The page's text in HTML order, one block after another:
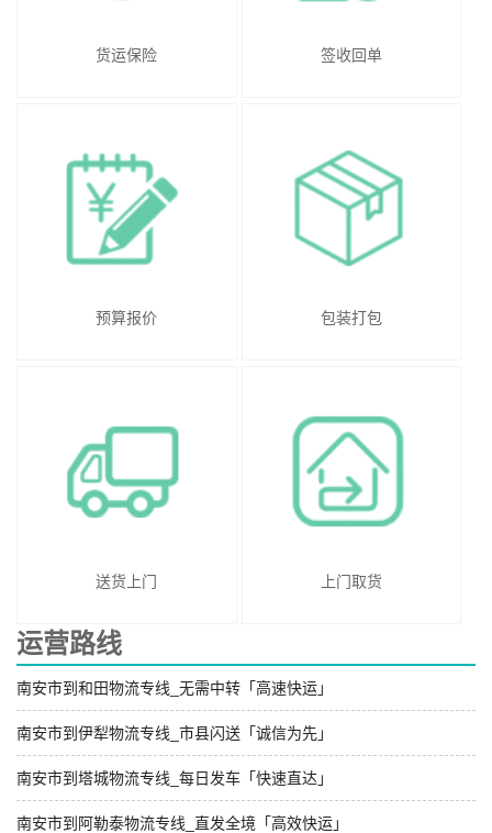
货运保险 签收回单
预算报价 包装打包
送货上门 上门取货
运营路线
南安市到和田物流专线_无需中转「高速快运」
南安市到伊犁物流专线_市县闪送「诚信为先」
南安市到塔城物流专线_每日发车「快速直达」
南安市到阿勒泰物流专线_直发全境「高效快运」